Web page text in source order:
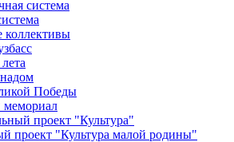
система
коллективы
Победы
мемориал
проект "Культура"
проект "Культура малой родины"